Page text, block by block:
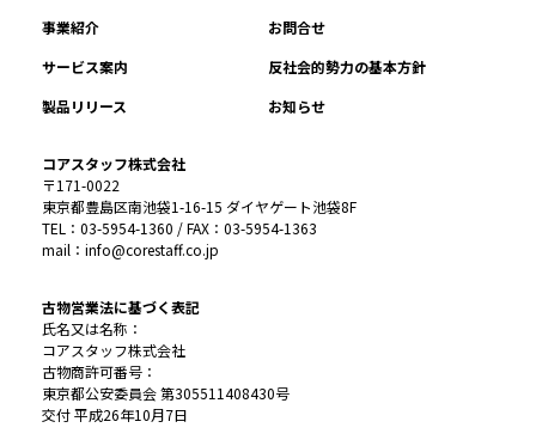
事業紹介
お問合せ
サービス案内
反社会的勢力の基本方針
製品リリース
お知らせ
コアスタッフ株式会社
〒171-0022
東京都豊島区南池袋1-16-15 ダイヤゲート池袋8F
TEL：03-5954-1360 / FAX：03-5954-1363
mail：info@corestaff.co.jp
古物営業法に基づく表記
氏名又は名称：
コアスタッフ株式会社
古物商許可番号：
東京都公安委員会 第305511408430号
交付 平成26年10月7日